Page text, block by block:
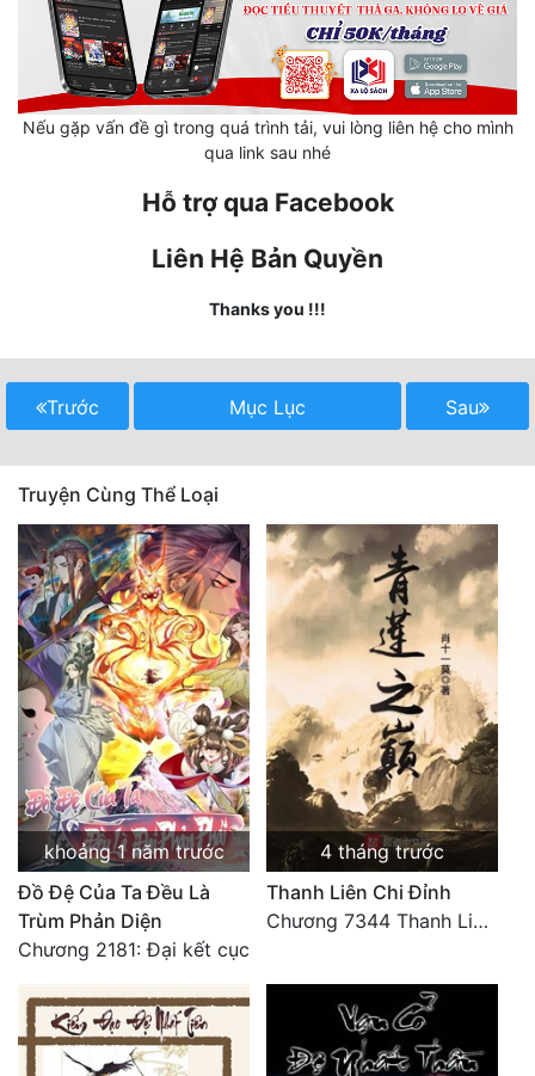
Cổ Đại
Dã Sử
Huyền Ảo
Hài Hước
Hệ Thống
Học Đường
Khoa Huyễn
Khoa Huyễn Không Gian
Kinh Dị
Kiếm Hiệp
Kỳ Huyễn
Kỳ Ảo
Làm Giàu
Lịch Sử
Nếu gặp vấn đề gì trong quá trình tải, vui lòng liên hệ cho mình
qua link sau nhé
Hỗ trợ qua Facebook
Liên Hệ Bản Quyền
Thanks you !!!
Trước Mục Lục Sau
Truyện Cùng Thể Loại
khoảng 1 năm trước
Đồ Đệ Của Ta Đều Là
Trùm Phản Diện
Chương 2181: Đại kết cục
4 tháng trước
Thanh Liên Chi Đỉnh
Chương 7344 Thanh Liên đỉnh (Đại kết cục) (2) HẾT.